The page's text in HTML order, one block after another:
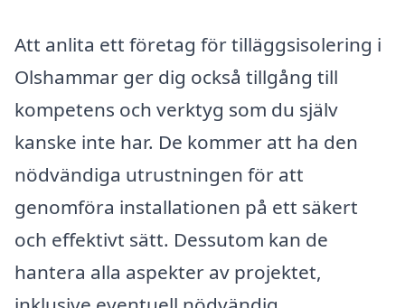
Att anlita ett företag för tilläggsisolering i
Olshammar ger dig också tillgång till
kompetens och verktyg som du själv
kanske inte har. De kommer att ha den
nödvändiga utrustningen för att
genomföra installationen på ett säkert
och effektivt sätt. Dessutom kan de
hantera alla aspekter av projektet,